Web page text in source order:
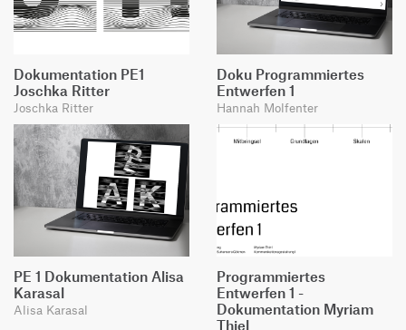
Dokumentation PE1
Joschka Ritter
Joschka Ritter
Doku Programmiertes
Entwerfen 1
Hannah Molfenter
PE 1 Dokumentation Alisa
Karasal
Alisa Karasal
Programmiertes
Entwerfen 1 -
Dokumentation Myriam
Thiel